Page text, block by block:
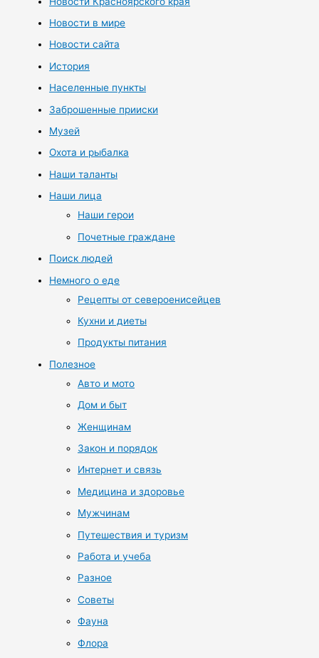
Новости в мире
Новости сайта
История
Населенные пункты
Заброшенные прииски
Музей
Охота и рыбалка
Наши таланты
Наши лица
Наши герои
Почетные граждане
Поиск людей
Немного о еде
Рецепты от североенисейцев
Кухни и диеты
Продукты питания
Полезное
Авто и мото
Дом и быт
Женщинам
Закон и порядок
Интернет и связь
Медицина и здоровье
Мужчинам
Путешествия и туризм
Работа и учеба
Разное
Советы
Фауна
Флора